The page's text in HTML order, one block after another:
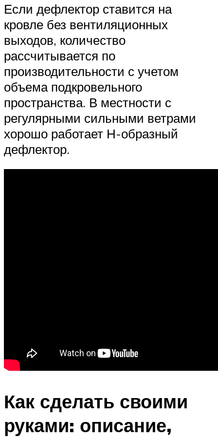
Если дефлектор ставится на
кровле без вентиляционных
выходов, количество
рассчитывается по
производительности с учетом
объема подкровельного
пространства. В местности с
регулярными сильными ветрами
хорошо работает Н-образный
дефлектор.
Как сделать своими
руками: описание,